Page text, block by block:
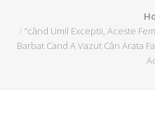
“când Umil Exceptii, Aceste
Barbat Cand A Vazut Cân Arata